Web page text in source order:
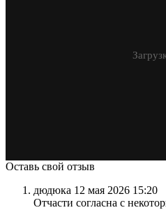
Оставь свой отзыв
дюдюка 12 мая 2026 15:20
Отчасти согласна с